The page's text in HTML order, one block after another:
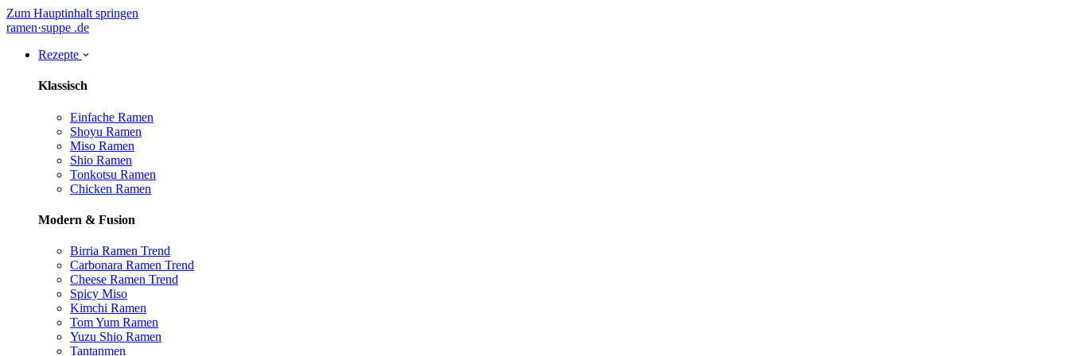
Zum Hauptinhalt springen
ramen·suppe .de
Rezepte
Klassisch
Einfache Ramen
Shoyu Ramen
Miso Ramen
Shio Ramen
Tonkotsu Ramen
Chicken Ramen
Modern & Fusion
Birria Ramen Trend
Carbonara Ramen Trend
Cheese Ramen Trend
Spicy Miso
Kimchi Ramen
Tom Yum Ramen
Yuzu Shio Ramen
Tantanmen